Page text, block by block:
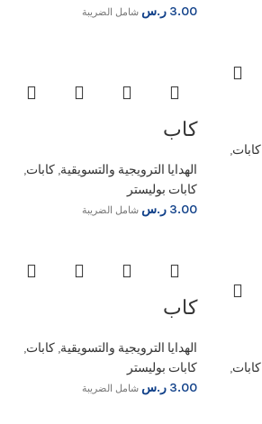
3.00 ر.س شامل الضريبة
كابات,
كاب
الهدايا الترويجية والتسويقية, كابات,
كابات بوليستر
3.00 ر.س شامل الضريبة
كابات,
كاب
الهدايا الترويجية والتسويقية, كابات,
كابات بوليستر
3.00 ر.س شامل الضريبة